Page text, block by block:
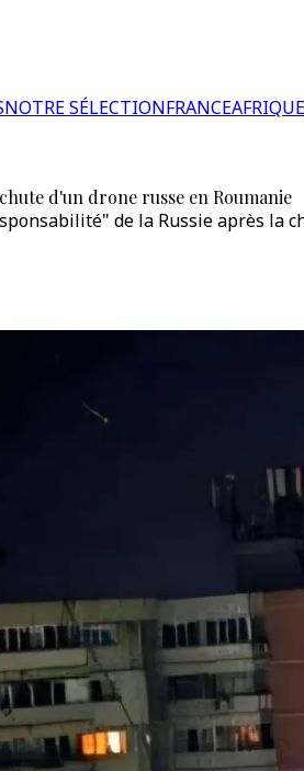
NOTRE SÉLECTIONFRANCEAFRIQUE
d'un drone russe en Roumanie
de la Russie après la